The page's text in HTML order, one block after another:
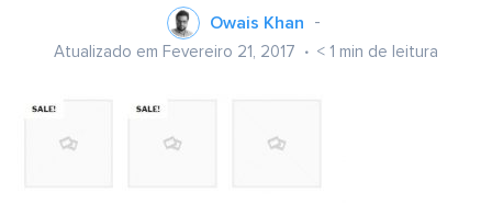
Owais Khan
Atualizado em Fevereiro 21, 2017 < 1 min de leitura